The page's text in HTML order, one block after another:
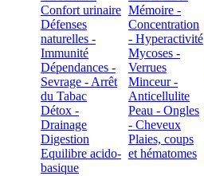
Confort urinaire
Défenses
naturelles -
Immunité
Dépendances -
Sevrage - Arrêt
du Tabac
Détox -
Drainage
Digestion
Equilibre acido-
basique
Mémoire -
Concentration
- Hyperactivité
Mycoses -
Verrues
Minceur -
Anticellulite
Peau - Ongles
- Cheveux
Plaies, coups
et hématomes